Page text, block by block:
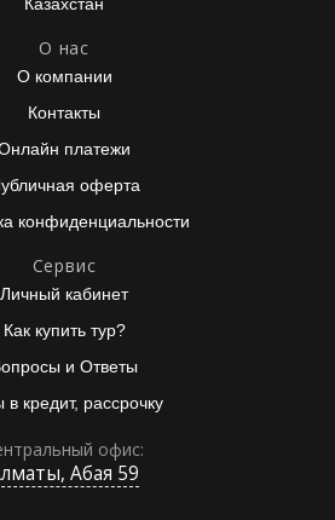
Казахстан
О нас
О компании
Контакты
платежи
оферта
конфиденциальности
Сервис
Личный кабинет
Как купить тур?
и Ответы
в кредит, рассрочку
офис:
Абая 59